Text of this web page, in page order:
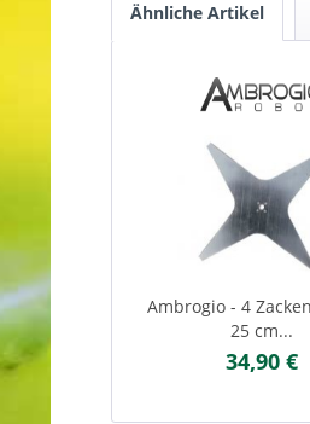
Ähnliche Artikel
Ambrogio - 4
25 cm...
34,90 €